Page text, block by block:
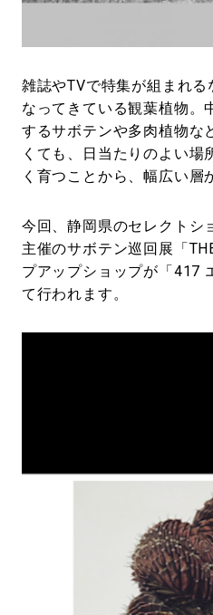
雑誌やTVで特集が組まれ
なってきている観葉植物。
するサボテンや多肉植物な
くても、日当たりのよい場
く育つことから、幅広い層
今回、静岡県のセレクトシ
主催のサボテン巡回展「
プアップショップが「417
て行われます。